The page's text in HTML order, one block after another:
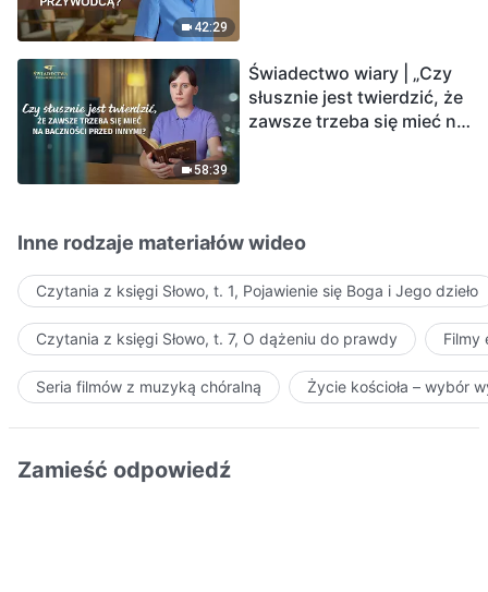
42:29
58:39
Świadectwo wiary | „Czy
słusznie jest twierdzić, że
zawsze trzeba się mieć na
Inne rodzaje materiałów wideo
Czytania z księgi Słowo, t. 1, Pojawienie się Boga i Jego dzieło
Czytania z księgi Słowo, t. 7, O dążeniu do prawdy Filmy
Seria filmów z muzyką chóralną Życie kościoła – wybór
Zamieść odpowiedź